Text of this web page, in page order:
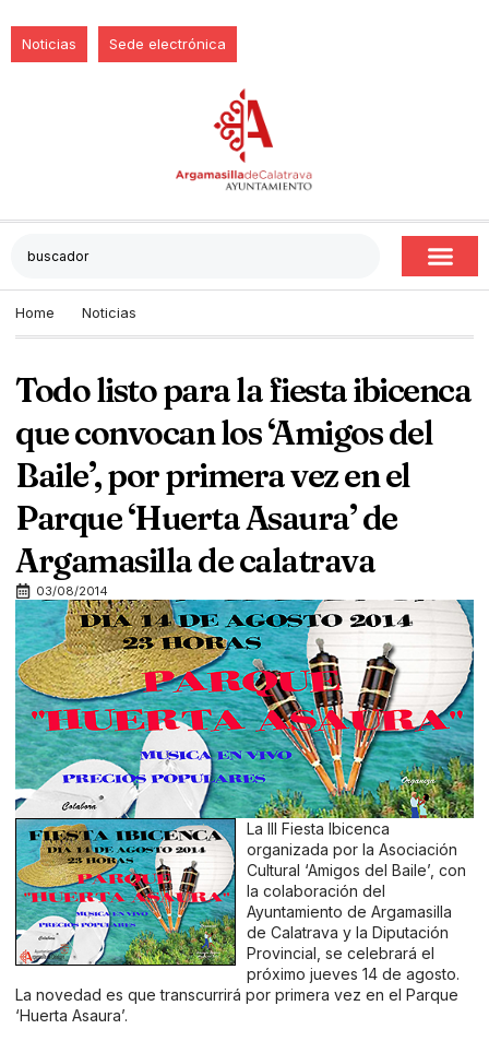
Noticias Sede electrónica
Home Noticias
Todo listo para la fiesta ibicenca
que convocan los ‘Amigos del
Baile’, por primera vez en el
Parque ‘Huerta Asaura’ de
Argamasilla de calatrava
03/08/2014
La III Fiesta Ibicenca
organizada por la Asociación
Cultural ‘Amigos del Baile’, con
la colaboración del
Ayuntamiento de Argamasilla
de Calatrava y la Diputación
Provincial, se celebrará el
próximo jueves 14 de agosto.
La novedad es que transcurrirá por primera vez en el Parque
‘Huerta Asaura’.